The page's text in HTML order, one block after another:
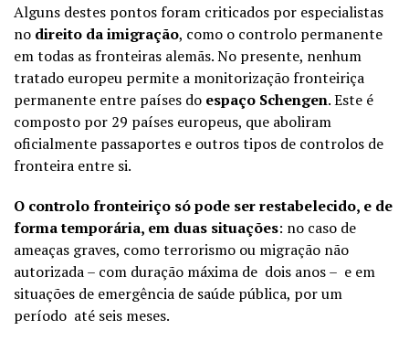
Alguns destes pontos foram criticados por especialistas
no direito da imigração, como o controlo permanente
em todas as fronteiras alemãs. No presente, nenhum
tratado europeu permite a monitorização fronteiriça
permanente entre países do espaço Schengen. Este é
composto por 29 países europeus, que aboliram
oficialmente passaportes e outros tipos de controlos de
fronteira entre si.
O controlo fronteiriço só pode ser restabelecido, e de
forma temporária, em duas situações: no caso de
ameaças graves, como terrorismo ou migração não
autorizada – com duração máxima de dois anos – e em
situações de emergência de saúde pública, por um
período até seis meses.